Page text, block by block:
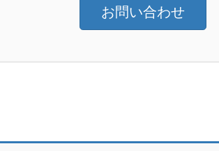
お問い合わせ